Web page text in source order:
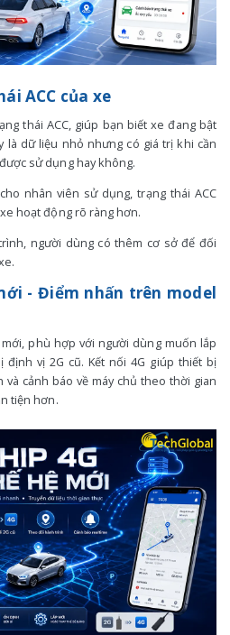
ACC của xe
thái ACC, giúp bạn biết xe đang bật
là dữ liệu nhỏ nhưng có giá trị khi cần
sử dụng hay không.
nhân viên sử dụng, trạng thái ACC
hoạt động rõ ràng hơn.
người dùng có thêm cơ sở để đối
- Điểm nhấn trên model
phù hợp với người dùng muốn lắp
định vị 2G cũ. Kết nối 4G giúp thiết bị
cảnh báo về máy chủ theo thời gian
tiện hơn.